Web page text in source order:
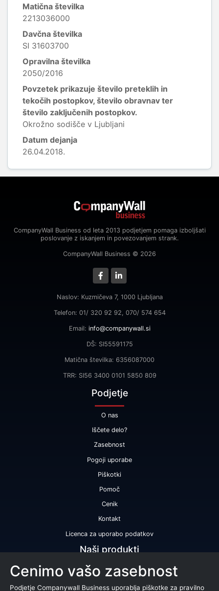
Matična številka
2213036000
Davčna številka
SI 31603700
Opravilna številka
2050/2016
Povzetek prikazuje število preteklih in
tekočih postopkov, število obravnav ter
število zaključenih postopkov.
Okrožno sodišče v Ljubljani
Datum dejanja
26.04.2018.
CompanyWall Business od leta 2013 podjetjem pomaga izboljšati
poslovanje z iskanjem in povezovanjem strank.
CompanyWall Business © 2026
Naslov: Kuzmičeva 7, 1000 Ljubljana
Telefon: 01/ 320 92 92, 070/ 574 654
Email: info@companywall.si
DŠ: SI55591175
Matična številka: 6356087000
TRR: SI56 3400 0101 5850 809
Podjetje
O nas
Iščete delo?
Zasebnost
Pogoji uporabe
Piškotki
Pomoč
Cenik
Kontakt
Licenca za uporabo podatkov
Naši produkti
Bonitetna ocena
Bonitetno poročilo
Cenimo vašo zasebnost
Podjetje Companywall Business uporablja piškotke za pravilno